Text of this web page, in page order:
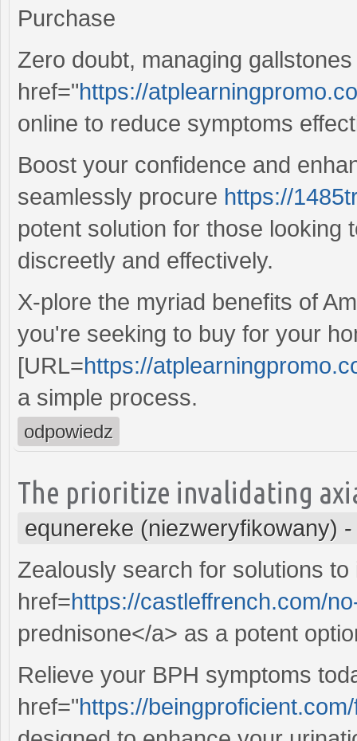
Purchase
Zero doubt, managing
href="https://
online to reduce symptoms
Boost your confidence and
seamlessly procure https://
potent solution for those looking
discreetly and effectively.
X-plore the myriad benefits of
you're seeking to buy for your
[URL=https://
a simple process.
odpowiedz
The prioritize invalidating
equnereke (niezweryfikowany)
Zealously search for solutions
href=https://castleffrench.com/
prednisone</a> as a potent
Relieve your BPH symptoms
href="https://